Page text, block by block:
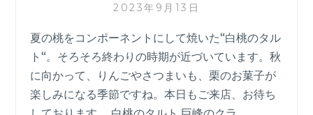
2023年9月13日
夏の桃をコンポーネントにして焼いた“白桃のタル
ト“。そろそろ終わりの時期が近づいています。秋
に向かって、りんごやさつまいも、栗のお菓子が
楽しみになる季節ですね。本日もご来店、お待ち